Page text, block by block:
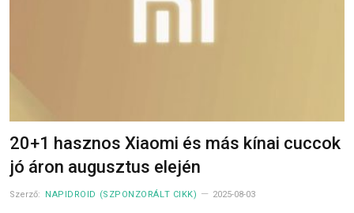
20+1 hasznos Xiaomi és más kínai cuccok
jó áron augusztus elején
Szerző: NAPIDROID (SZPONZORÁLT CIKK) 2025-08-03